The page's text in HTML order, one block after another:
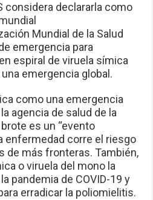
considera declararla como
Mundial de la Salud
emergencia para
espiral de viruela símica
emergencia global.
como una emergencia
agencia de salud de la
es un “evento
enfermedad corre el riesgo
de más fronteras. También,
o viruela del mono la
pandemia de COVID-19 y
erradicar la poliomielitis.